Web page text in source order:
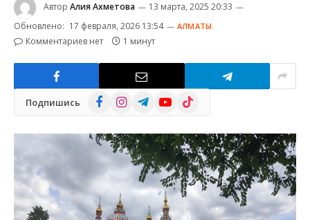
Автор Алия Ахметова
13 марта, 2025 20:33
Обновлено: 17 февраля, 2026 13:54 АЛМАТЫ
Комментариев нет 1 минут
Подпишись FacebookInstagramTelegramYouTube
TikTok